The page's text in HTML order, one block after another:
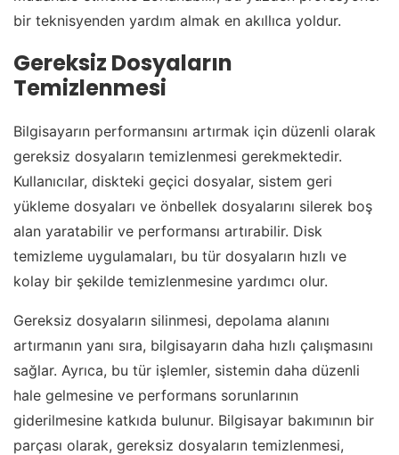
bir teknisyenden yardım almak en akıllıca yoldur.
Gereksiz Dosyaların
Temizlenmesi
Bilgisayarın performansını artırmak için düzenli olarak
gereksiz dosyaların temizlenmesi gerekmektedir.
Kullanıcılar, diskteki geçici dosyalar, sistem geri
yükleme dosyaları ve önbellek dosyalarını silerek boş
alan yaratabilir ve performansı artırabilir. Disk
temizleme uygulamaları, bu tür dosyaların hızlı ve
kolay bir şekilde temizlenmesine yardımcı olur.
Gereksiz dosyaların silinmesi, depolama alanını
artırmanın yanı sıra, bilgisayarın daha hızlı çalışmasını
sağlar. Ayrıca, bu tür işlemler, sistemin daha düzenli
hale gelmesine ve performans sorunlarının
giderilmesine katkıda bulunur. Bilgisayar bakımının bir
parçası olarak, gereksiz dosyaların temizlenmesi,